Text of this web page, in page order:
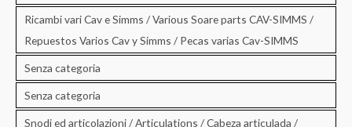
Ricambi vari Cav e Simms / Various Soare parts CAV-SIMMS /
Repuestos Varios Cav y Simms / Pecas varias Cav-SIMMS
Senza categoria
Senza categoria
Snodi ed articolazioni / Articulations / Cabeza articulada /